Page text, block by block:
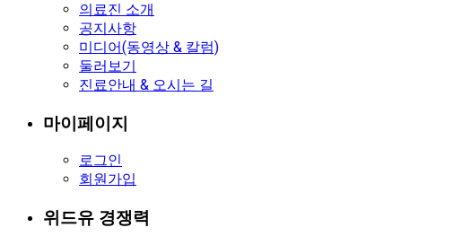
의료진 소개
공지사항
미디어(동영상 & 칼럼)
둘러보기
진료안내 & 오시는 길
마이페이지
로그인
회원가입
위드유 경쟁력